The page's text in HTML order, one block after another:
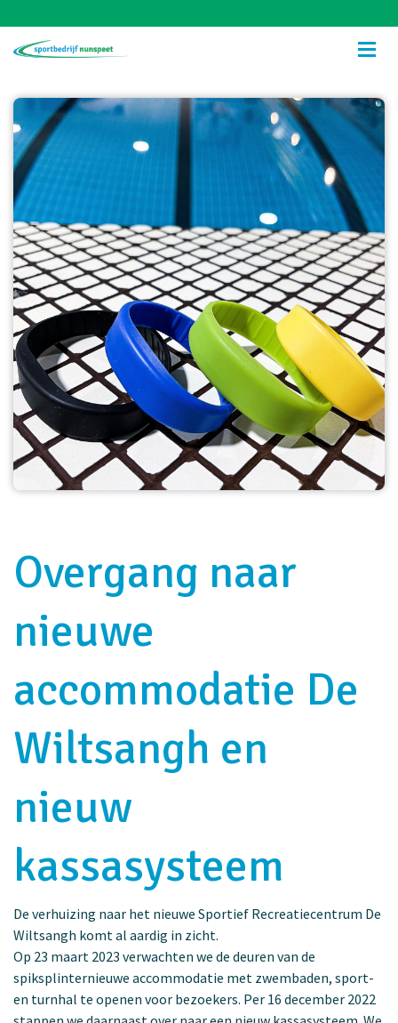
Overgang naar
nieuwe
accommodatie De
Wiltsangh en
nieuw
kassasysteem
De verhuizing naar het nieuwe Sportief Recreatiecentrum De
Wiltsangh komt al aardig in zicht.
Op 23 maart 2023 verwachten we de deuren van de
spiksplinternieuwe accommodatie met zwembaden, sport-
en turnhal te openen voor bezoekers. Per 16 december 2022